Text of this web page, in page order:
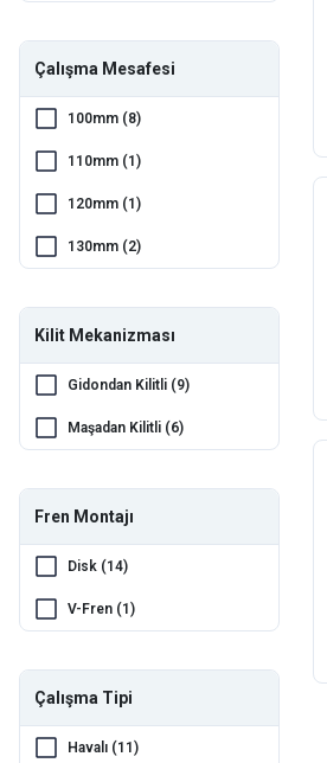
Çalışma Mesafesi
100mm (8)
110mm (1)
120mm (1)
130mm (2)
65mm (2)
Kilit Mekanizması
Gidondan Kilitli (9)
Maşadan Kilitli (6)
Fren Montajı
Disk (14)
V-Fren (1)
Çalışma Tipi
Havalı (11)